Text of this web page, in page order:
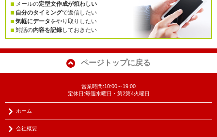
メールの定型文作成が煩わしい
自分のタイミングで返信したい
気軽にデータをやり取りしたい
対話の内容を記録しておきたい
ページトップに戻る
営業時間:10:00～19:00
定休日:毎週水曜日・第2第4火曜日
ホーム
会社概要